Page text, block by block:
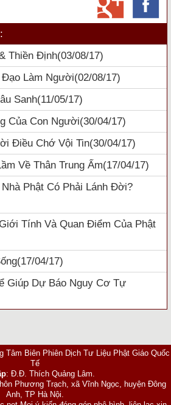
Thiền Định(03/08/17)
Làm Người(02/08/17)
Sanh(11/05/17)
Của Con Người(30/04/17)
Điều Chớ Vội Tin(30/04/17)
Về Thân Trung Ấm(17/04/17)
Phật Có Phải Lánh Đời?
Tính Và Quan Điểm Của Phật
(17/04/17)
Giúp Dự Báo Nguy Cơ Tự
Tâm Biên Phiên Dịch Tư Liệu Phật Giáo Quốc
Tế
: Đ.Đ. Thích Quảng Lâm.
Phương Trạch, xã Vĩnh Ngọc, huyện Đông
Anh, TP Hà Nội.